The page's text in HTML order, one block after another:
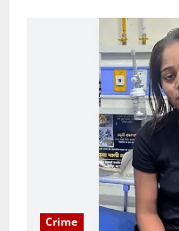
Crime